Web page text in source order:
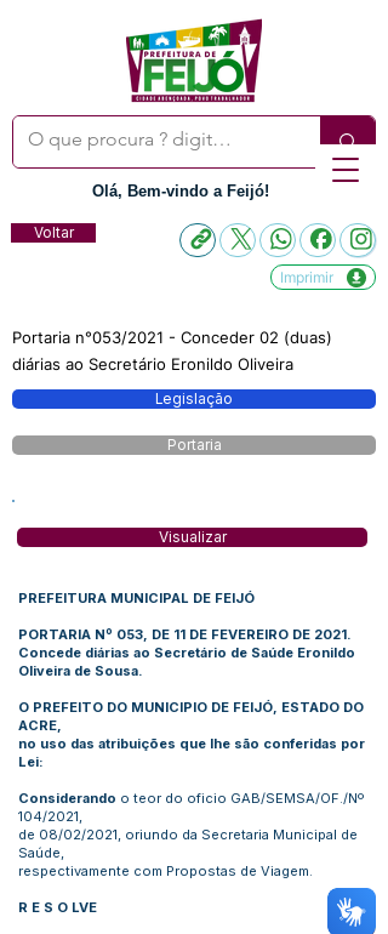
Olá, Bem-vindo a Feijó!
Voltar
Imprimir
Portaria n°053/2021 - Conceder 02 (duas)
diárias ao Secretário Eronildo Oliveira
Legislação
Portaria
Visualizar
PREFEITURA MUNICIPAL DE FEIJÓ
PORTARIA Nº 053, DE 11 DE FEVEREIRO DE 2021.
Concede diárias ao Secretário de Saúde Eronildo
Oliveira de Sousa.
O PREFEITO DO MUNICIPIO DE FEIJÓ, ESTADO DO
ACRE,
no uso das atribuições que lhe são conferidas por
Lei:
Considerando o teor do oficio GAB/SEMSA/OF./Nº
104/2021,
de 08/02/2021, oriundo da Secretaria Municipal de
Saúde,
respectivamente com Propostas de Viagem.
R E S O LVE